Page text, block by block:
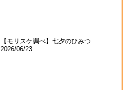
【モリスケ調べ】七夕のひみつ
2026/06/23